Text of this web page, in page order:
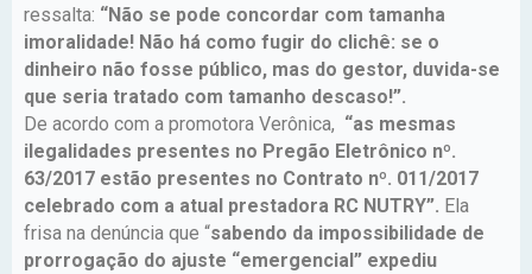
ressalta: “Não se pode concordar com tamanha
imoralidade! Não há como fugir do clichê: se o
dinheiro não fosse público, mas do gestor, duvida-se
que seria tratado com tamanho descaso!”.
De acordo com a promotora Verônica, “as mesmas
ilegalidades presentes no Pregão Eletrônico nº.
63/2017 estão presentes no Contrato nº. 011/2017
celebrado com a atual prestadora RC NUTRY”. Ela
frisa na denúncia que “sabendo da impossibilidade de
prorrogação do ajuste “emergencial” expediu